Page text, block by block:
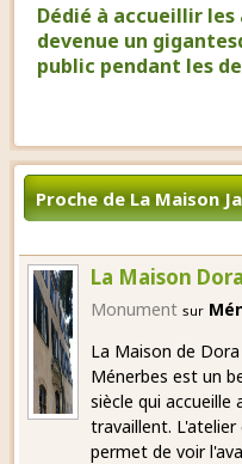
Dédié à accueillir
devenue un
public pendant les
Proche de La Maison
La Maison
Monument sur
La Maison de
Ménerbes est un
siècle qui accueille
travaillent.
permet de voir